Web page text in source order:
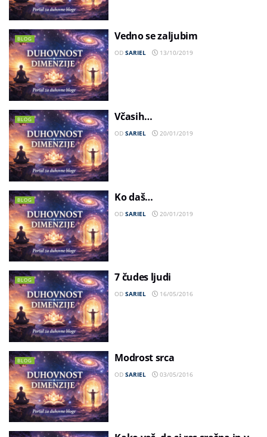
BLOG Vedno se zaljubim
OD SARIEL 13/10/2019
BLOG Včasih…
OD SARIEL 20/01/2019
BLOG Ko daš…
OD SARIEL 20/01/2019
BLOG 7 čudes ljudi
OD SARIEL 16/05/2016
BLOG Modrost srca
OD SARIEL 03/05/2016